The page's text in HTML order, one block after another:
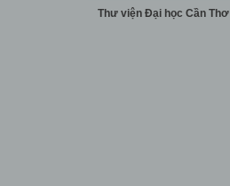
Thư viện Đại học Cần Thơ